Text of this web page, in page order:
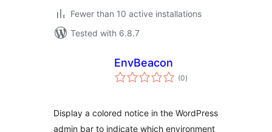
Fewer than 10 active installations
Tested with 6.8.7
EnvBeacon
(0total
ratings
)
Display a colored notice in the WordPress
admin bar to indicate which environment